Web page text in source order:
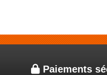
Paiements